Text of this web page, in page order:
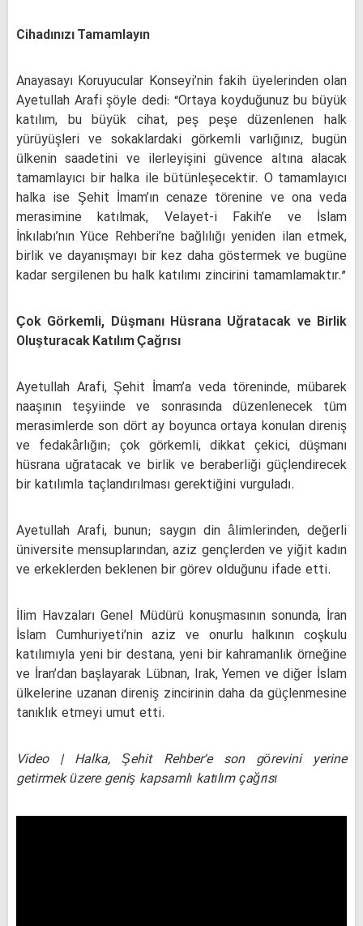
Cihadınızı Tamamlayın
Anayasayı Koruyucular Konseyi’nin fakih üyelerinden olan
Ayetullah Arafi şöyle dedi: “Ortaya koyduğunuz bu büyük
katılım, bu büyük cihat, peş peşe düzenlenen halk
yürüyüşleri ve sokaklardaki görkemli varlığınız, bugün
ülkenin saadetini ve ilerleyişini güvence altına alacak
tamamlayıcı bir halka ile bütünleşecektir. O tamamlayıcı
halka ise Şehit İmam’ın cenaze törenine ve ona veda
merasimine katılmak, Velayet-i Fakih’e ve İslam
İnkılabı’nın Yüce Rehberi’ne bağlılığı yeniden ilan etmek,
birlik ve dayanışmayı bir kez daha göstermek ve bugüne
kadar sergilenen bu halk katılımı zincirini tamamlamaktır.”
Çok Görkemli, Düşmanı Hüsrana Uğratacak ve Birlik
Oluşturacak Katılım Çağrısı
Ayetullah Arafi, Şehit İmam’a veda töreninde, mübarek
naaşının teşyiinde ve sonrasında düzenlenecek tüm
merasimlerde son dört ay boyunca ortaya konulan direniş
ve fedakârlığın; çok görkemli, dikkat çekici, düşmanı
hüsrana uğratacak ve birlik ve beraberliği güçlendirecek
bir katılımla taçlandırılması gerektiğini vurguladı.
Ayetullah Arafi, bunun; saygın din âlimlerinden, değerli
üniversite mensuplarından, aziz gençlerden ve yiğit kadın
ve erkeklerden beklenen bir görev olduğunu ifade etti.
İlim Havzaları Genel Müdürü konuşmasının sonunda, İran
İslam Cumhuriyeti’nin aziz ve onurlu halkının coşkulu
katılımıyla yeni bir destana, yeni bir kahramanlık örneğine
ve İran’dan başlayarak Lübnan, Irak, Yemen ve diğer İslam
ülkelerine uzanan direniş zincirinin daha da güçlenmesine
tanıklık etmeyi umut etti.
Video | Halka, Şehit Rehber’e son görevini yerine
getirmek üzere geniş kapsamlı katılım çağrısı